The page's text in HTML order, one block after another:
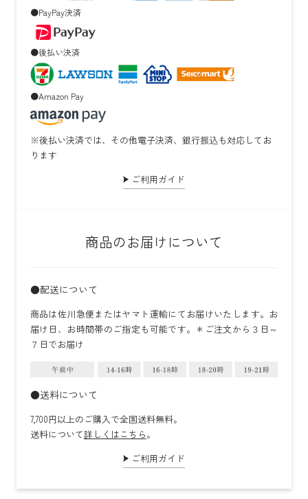
●PayPay決済
●後払い決済
●Amazon Pay
※後払い決済では、その他電子決済、銀行振込も対応してお
ります
ご利用ガイド
商品のお届けについて
●配送について
商品は佐川急便またはヤマト運輸にてお届けいたします。お
届け日、お時間帯のご指定も可能です。＊ご注文から３日～
７日でお届け
●送料について
7,700円以上のご購入で全国送料無料。
送料について詳しくはこちら。
ご利用ガイド